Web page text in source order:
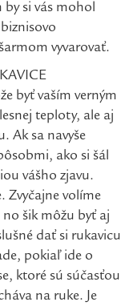
si vás mohol
vyvarovať.
byť vaším verným
teploty, ale aj
Ak sa navyše
ako si šál
vášho zjavu.
Zvyčajne volíme
šik môžu byť aj
dať si rukavicu
pokiaľ ide o
ktoré sú súčasťou
na ruke. Je